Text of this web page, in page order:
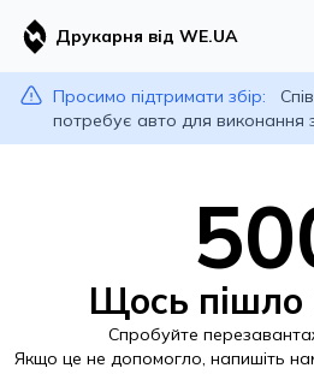
Друкарня від WE.UA
Просимо підтримати збір:
потребує авто для виконання
Щось пішло
Спробуйте
Якщо це не допомогло, напишіть